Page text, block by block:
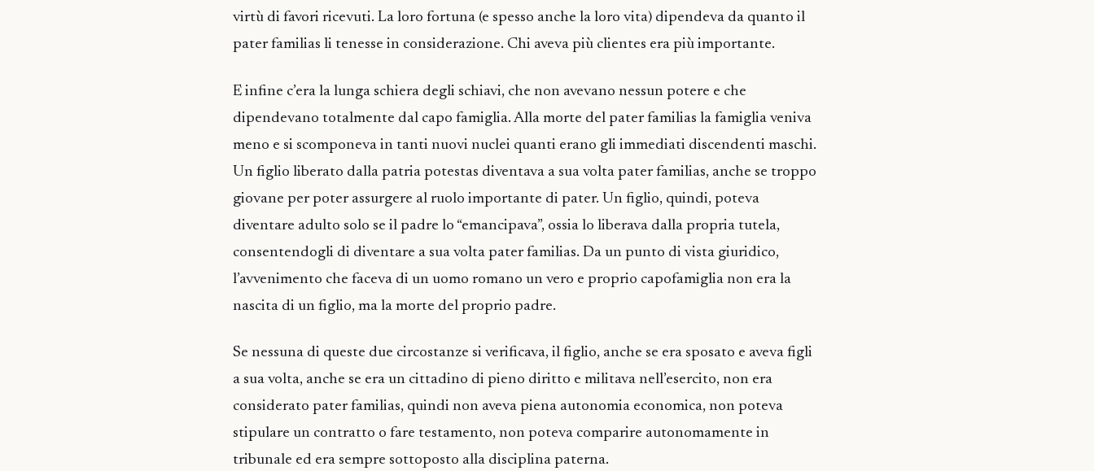
virtù di favori ricevuti. La loro fortuna (e spesso anche la loro vita) dipendeva da quanto il
pater familias li tenesse in considerazione. Chi aveva più clientes era più importante.
E infine c’era la lunga schiera degli schiavi, che non avevano nessun potere e che
dipendevano totalmente dal capo famiglia. Alla morte del pater familias la famiglia veniva
meno e si scomponeva in tanti nuovi nuclei quanti erano gli immediati discendenti maschi.
Un figlio liberato dalla patria potestas diventava a sua volta pater familias, anche se troppo
giovane per poter assurgere al ruolo importante di pater. Un figlio, quindi, poteva
diventare adulto solo se il padre lo “emancipava”, ossia lo liberava dalla propria tutela,
consentendogli di diventare a sua volta pater familias. Da un punto di vista giuridico,
l’avvenimento che faceva di un uomo romano un vero e proprio capofamiglia non era la
nascita di un figlio, ma la morte del proprio padre.
Se nessuna di queste due circostanze si verificava, il figlio, anche se era sposato e aveva figli
a sua volta, anche se era un cittadino di pieno diritto e militava nell’esercito, non era
considerato pater familias, quindi non aveva piena autonomia economica, non poteva
stipulare un contratto o fare testamento, non poteva comparire autonomamente in
tribunale ed era sempre sottoposto alla disciplina paterna.